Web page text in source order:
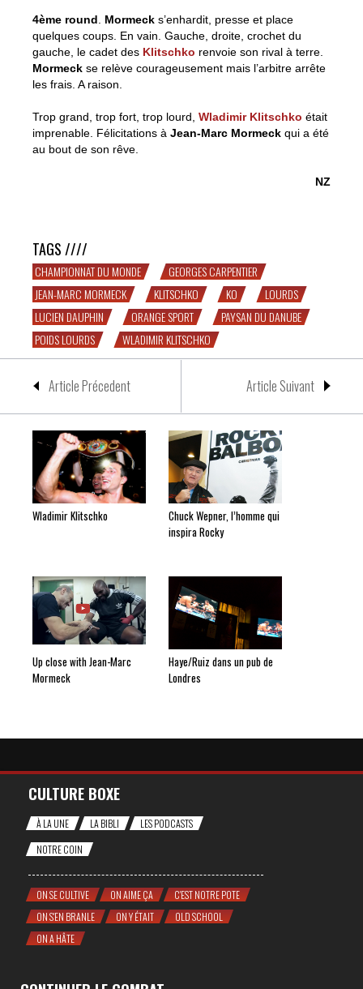
4ème round Mormeck s’enhardit, presse et place
quelques coups. En vain. Gauche, droite, crochet du
gauche, le cadet des Klitschko renvoie son rival à terre.
Mormeck se relève courageusement mais l’arbitre arrête
les frais. A raison.
Trop grand, trop fort, trop lourd, Wladimir Klitschko était
imprenable. Félicitations à Jean-Marc Mormeck qui a été
au bout de son rêve.
NZ
TAGS ////
CHAMPIONNAT DU MONDE
GEORGES CARPENTIER
JEAN-MARC MORMECK
KLITSCHKO KO
LOURDS
LUCIEN DAUPHIN
ORANGE SPORT
PAYSAN DU DANUBE
POIDS LOURDS
WLADIMIR KLITSCHKO
Article Précedent Article Suivant
Wladimir Klitschko
Chuck Wepner, l’homme qui
inspira Rocky
Up close with Jean-Marc
Mormeck
Haye/Ruiz dans un pub de
Londres
CULTURE BOXE
À LA UNE LA BIBLI
LES PODCASTS
NOTRE COIN
ON SE CULTIVE ON AIME ÇA
C'EST NOTRE POTE
ON S'EN BRANLE
ON Y ÉTAIT
OLD SCHOOL
ON A HÂTE